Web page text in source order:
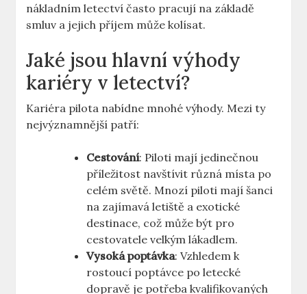
nákladním letectví často pracují ⁢na základě
smluv a⁢ jejich příjem⁤ může ‌kolísat.
Jaké⁤ jsou⁤ hlavní výhody
kariéry v letectví?
Kariéra pilota nabídne mnohé výhody. Mezi ty
nejvýznamnější patří:
Cestování: Piloti ⁢mají jedinečnou
⁣příležitost navštívit různá místa ​po
celém světě. Mnozí piloti⁤ mají šanci
na zajímavá letiště a exotické
destinace, což může‌ být⁣ pro
⁢cestovatele velkým lákadlem.
Vysoká poptávka: ⁢Vzhledem k
rostoucí poptávce⁢ po letecké ​
dopravě je potřeba ⁤kvalifikovaných